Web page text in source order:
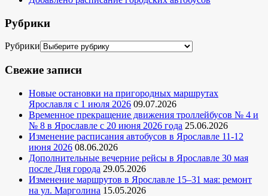
Рубрики
Рубрики
Свежие записи
Новые остановки на пригородных маршрутах
Ярославля с 1 июля 2026 09.07.2026
Временное прекращение движения троллейбусов № 4 и
№ 8 в Ярославле с 20 июня 2026 года 25.06.2026
Изменение расписания автобусов в Ярославле 11-12
июня 2026 08.06.2026
Дополнительные вечерние рейсы в Ярославле 30 мая
после Дня города 29.05.2026
Изменение маршрутов в Ярославле 15–31 мая: ремонт
на ул. Марголина 15.05.2026